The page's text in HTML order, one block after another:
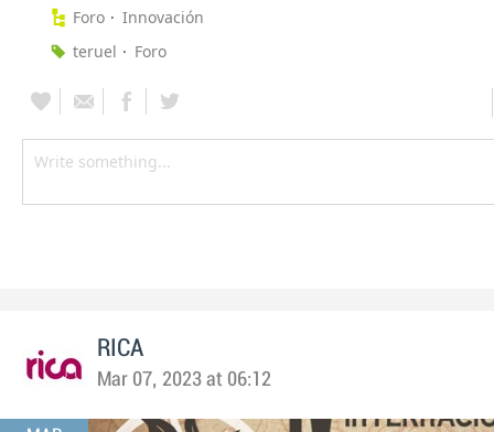
Foro
Innovación
teruel
Foro
RICA
Mar 07, 2023 at 06:12